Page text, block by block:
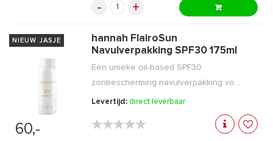
- +
NIEUW JASJE
60,-
hannah FlairoSun
Navulverpakking SPF30 175ml
Een unieke oil-based SPF30
zonbescherming navulverpakking vo ...
Levertijd: direct leverbaar
★★★★★
★★★★★